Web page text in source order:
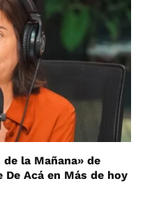
la Mañana» de
De Acá en Más de hoy